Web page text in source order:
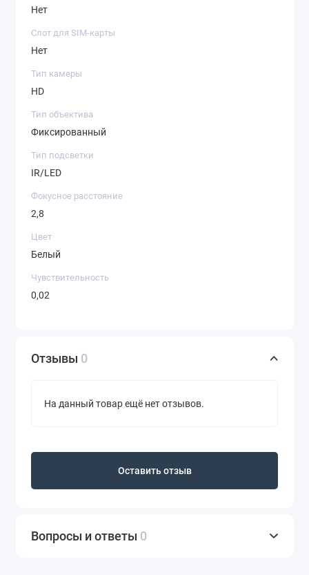
Нет
Слот для SIM-карты
Нет
Тип камеры
HD
Тип объектива
Фиксированный
Тип подсветки
IR/LED
Фокусное расстояние
2,8
Цвет
Белый
Чувствительность
0,02
Отзывы 0
На данный товар ещё нет отзывов.
Оставить отзыв
Вопросы и ответы 0